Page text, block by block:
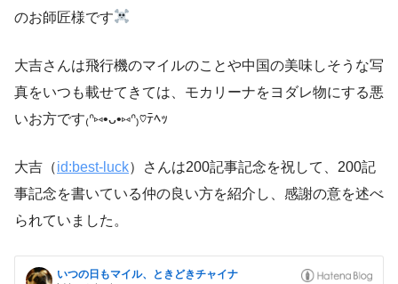
のお師匠様です
大吉さんは飛行機のマイルのことや中国の美味しそうな写
真をいつも載せてきては、モカリーナをヨダレ物にする悪
いお方です₍ᐢ⑅•ᴗ•⑅ᐢ₎♡ﾃﾍｯ
大吉（id:best-luck）さんは200記事記念を祝して、200記
事記念を書いている仲の良い方を紹介し、感謝の意を述べ
られていました。